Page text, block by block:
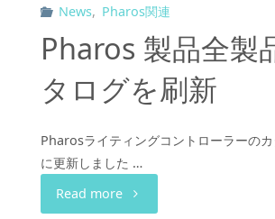
用
ペ
ー
\”mileradiomodule.jp
News, Pharos関連
Pharos 製品全製
タログを刷新
Pharosライティングコントローラーの
に更新しました …
Read more"Pharos